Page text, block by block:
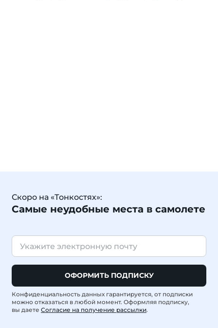
Скоро на «Тонкостях»:
Самые неудобные места в самолете
ОФОРМИТЬ ПОДПИСКУ
Конфиденциальность данных гарантируется, от подписки
можно отказаться в любой момент. Оформляя подписку,
вы даете Согласие на получение рассылки.